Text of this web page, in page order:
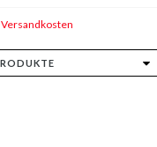
Versandkosten